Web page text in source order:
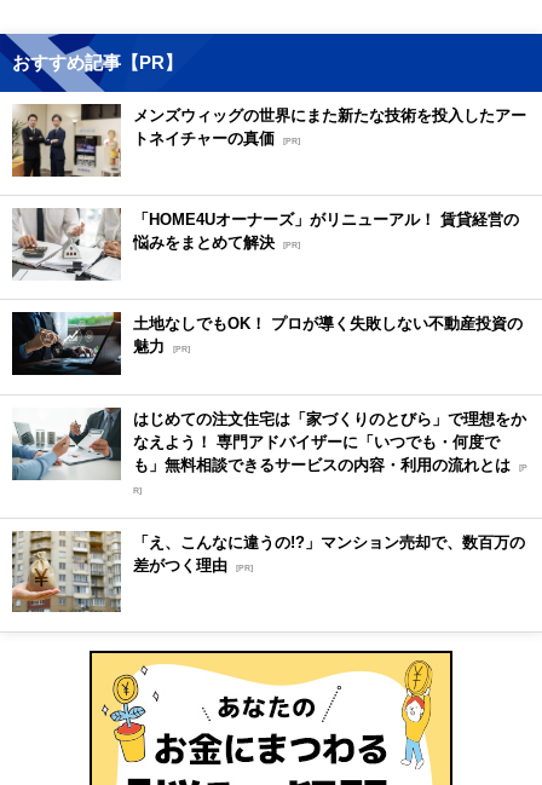
おすすめ記事【PR】
メンズウィッグの世界にまた新たな技術を投入したアー
トネイチャーの真価 [PR]
「HOME4Uオーナーズ」がリニューアル！ 賃貸経営の
悩みをまとめて解決 [PR]
土地なしでもOK！ プロが導く失敗しない不動産投資の
魅力
[PR]
はじめての注文住宅は「家づくりのとびら」で理想をか
なえよう！ 専門アドバイザーに「いつでも・何度で
も」無料相談できるサービスの内容・利用の流れとは [P
R]
「え、こんなに違うの!?」マンション売却で、数百万の
差がつく理由 [PR]